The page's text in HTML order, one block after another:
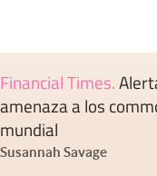
Financial Times.
amenaza a los
mundial
Susannah Savage